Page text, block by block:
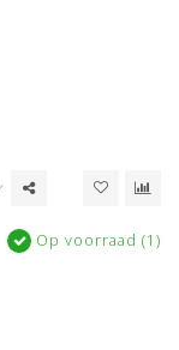
Op voorraad (1)